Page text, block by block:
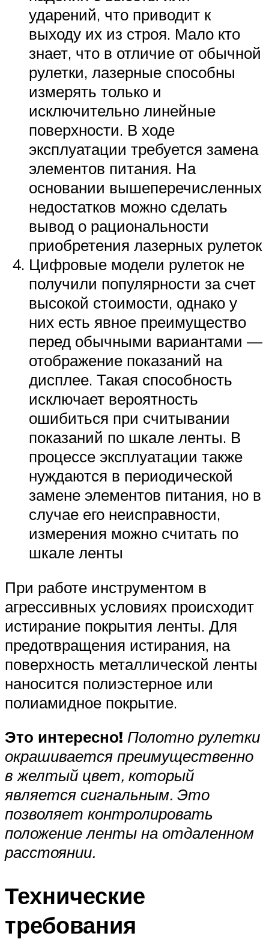
ударений, что приводит к
выходу их из строя. Мало кто
знает, что в отличие от обычной
рулетки, лазерные способны
измерять только и
исключительно линейные
поверхности. В ходе
эксплуатации требуется замена
элементов питания. На
основании вышеперечисленных
недостатков можно сделать
вывод о рациональности
приобретения лазерных рулеток
Цифровые модели рулеток не
получили популярности за счет
высокой стоимости, однако у
них есть явное преимущество
перед обычными вариантами —
отображение показаний на
дисплее. Такая способность
исключает вероятность
ошибиться при считывании
показаний по шкале ленты. В
процессе эксплуатации также
нуждаются в периодической
замене элементов питания, но в
случае его неисправности,
измерения можно считать по
шкале ленты
При работе инструментом в
агрессивных условиях происходит
истирание покрытия ленты. Для
предотвращения истирания, на
поверхность металлической ленты
наносится полиэстерное или
полиамидное покрытие.
Это интересно! Полотно рулетки
окрашивается преимущественно
в желтый цвет, который
является сигнальным. Это
позволяет контролировать
положение ленты на отдаленном
расстоянии.
Технические
требования